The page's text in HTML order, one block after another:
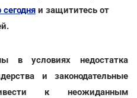
и защититесь от
в условиях недостатка
и законодательные
к неожиданным